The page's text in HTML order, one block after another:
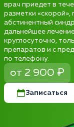
врач приедет в
разметки «скорой»,
абстинентный
дальнейшее
круглосуточно,
препаратов и с
по телефону.
от 2 900 ₽
Записаться